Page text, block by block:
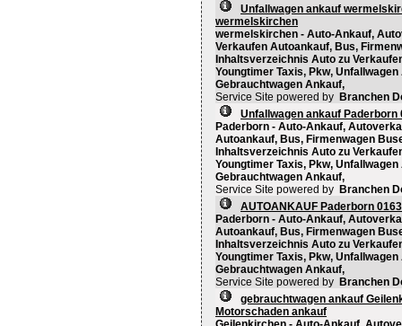
Unfallwagen ankauf
wermelskirchen
wermelskirchen - Auto-Ankauf,
Verkaufen Autoankauf, Bus,
Inhaltsverzeichnis Auto zu
Youngtimer Taxis, Pkw,
Gebrauchtwagen Ankauf,
Service Site powered by Branchen
Unfallwagen ankauf
Paderborn - Auto-Ankauf,
Autoankauf, Bus, Firmenwagen
Inhaltsverzeichnis Auto zu
Youngtimer Taxis, Pkw,
Gebrauchtwagen Ankauf,
Service Site powered by Branchen
AUTOANKAUF Paderborn
Paderborn - Auto-Ankauf,
Autoankauf, Bus, Firmenwagen
Inhaltsverzeichnis Auto zu
Youngtimer Taxis, Pkw,
Gebrauchtwagen Ankauf,
Service Site powered by Branchen
gebrauchtwagen ankauf
Motorschaden ankauf